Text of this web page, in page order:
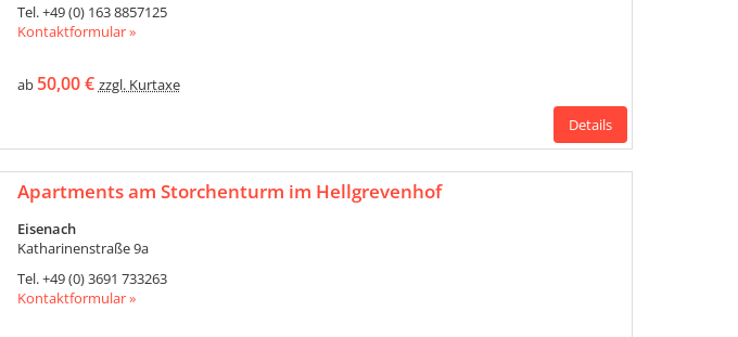
Tel.+49 (0) 163 8857125
Kontaktformular »
ab 50,00 € zzgl. Kurtaxe
Details
Apartments am Storchenturm im Hellgrevenhof
Eisenach
Katharinenstraße 9a
Tel.+49 (0) 3691 733263
Kontaktformular »